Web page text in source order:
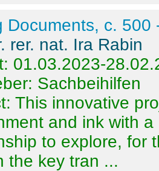
Documents, c. 500
rer. nat. Ira Rabin
01.03.2023-
Sachbeihilfen
This innovative
and ink with
to explore, for
the key tran ...